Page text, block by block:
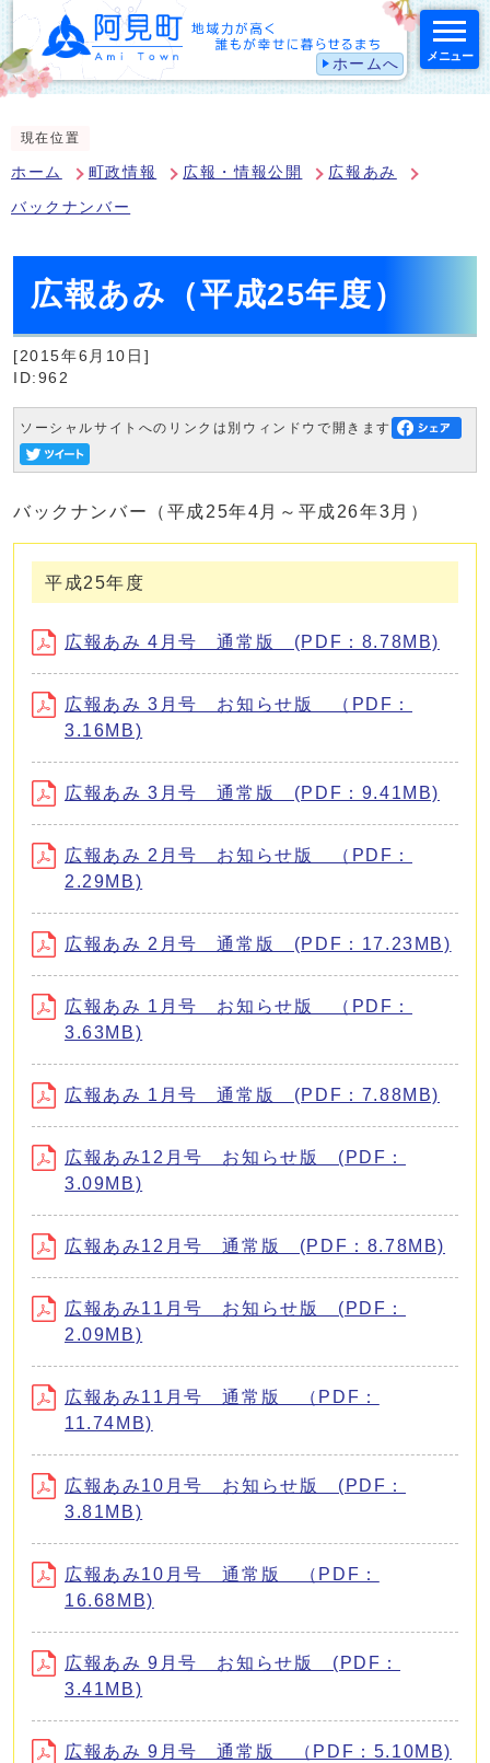
ホームへ メニュー
現在位置
ホーム 町政情報 広報・情報公開 広報あみ
バックナンバー
広報あみ（平成25年度）
[2015年6月10日]
ID:962
ソーシャルサイトへのリンクは別ウィンドウで開きます
バックナンバー（平成25年4月～平成26年3月）
平成25年度
広報あみ 4月号 通常版 (PDF：8.78MB)
広報あみ 3月号 お知らせ版 （PDF：
3.16MB)
広報あみ 3月号 通常版 (PDF：9.41MB)
広報あみ 2月号 お知らせ版 （PDF：
2.29MB)
広報あみ 2月号 通常版 (PDF：17.23MB)
広報あみ 1月号 お知らせ版 （PDF：
3.63MB)
広報あみ 1月号 通常版 (PDF：7.88MB)
広報あみ12月号 お知らせ版 (PDF：
3.09MB)
広報あみ12月号 通常版 (PDF：8.78MB)
広報あみ11月号 お知らせ版 (PDF：
2.09MB)
広報あみ11月号 通常版 （PDF：
11.74MB)
広報あみ10月号 お知らせ版 (PDF：
3.81MB)
広報あみ10月号 通常版 （PDF：
16.68MB)
広報あみ 9月号 お知らせ版 (PDF：
3.41MB)
広報あみ 9月号 通常版 （PDF：5.10MB)